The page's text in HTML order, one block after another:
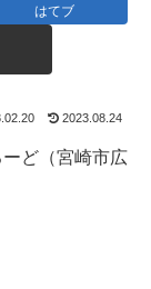
はてブ
2023.08.24
ど（宮崎市広